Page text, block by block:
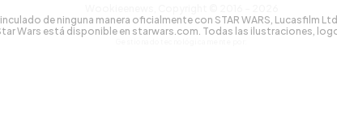
de ninguna manera oficialmente con STAR WARS, Lucasfilm
Wars está disponible en starwars.com. Todas las ilustraciones,